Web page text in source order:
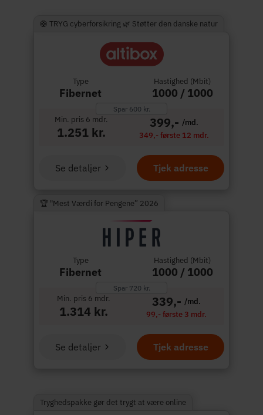
🛟 TRYG cyberforsikring 🌿 Støtter den danske natur
Type
Fibernet
Hastighed (Mbit)
1000 / 1000
Spar 600 kr.
Min. pris 6 mdr.
1.251 kr.
399,- /md.
349,- første 12 mdr.
Tjek adresse
Se detaljer
🏆 "Mest Værdi for Pengene” 2026
Type
Fibernet
Hastighed (Mbit)
1000 / 1000
Spar 720 kr.
Min. pris 6 mdr.
1.314 kr.
339,- /md.
99,- første 3 mdr.
Tjek adresse
Se detaljer
Tryghedspakke gør det trygt at være online